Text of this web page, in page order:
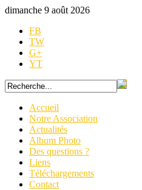
dimanche 9 août 2026
FB
TW
G+
YT
Accueil
Notre Association
Actualités
Album Photo
Des questions ?
Liens
Téléchargements
Contact